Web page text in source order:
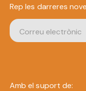
Rep les darreres
Amb el suport de: